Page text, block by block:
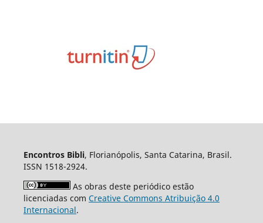
Encontros Bibli, Florianópolis, Santa Catarina, Brasil.
ISSN 1518-2924.
As obras deste periódico estão
licenciadas com Creative Commons Atribuição 4.0
Internacional.